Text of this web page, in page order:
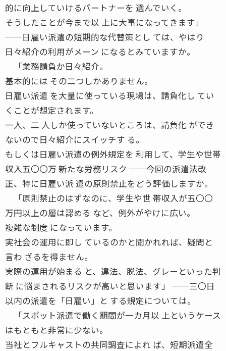
的に向上していけるパートナーを 選んでいく。
そうしたことが今まで以 上に大事になってきます」
──日雇い派遣の短期的な代替策とし ては、やはり
日々紹介の利用がメーン になるとみていますか。
「業務請負か日々紹介。
基本的には その二つしかありません。
日雇い派遣 を大量に使っている現場は、請負化し てい
くことが想定されます。
一人、二 人しか使っていないところは、請負化 ができ
ないので日々紹介にスイッチす る。
もしくは日雇い派遣の例外規定を 利用して、学生や世帯
収入五〇〇万 新たな労務リスク ──今回の派遣法改
正、特に日雇い派 遣の原則禁止をどう評価しますか。
「原則禁止のはずなのに、学生や世 帯収入が五〇〇
万円以上の層は認める など、例外がやけに広い。
複雑な制度 になっています。
実社会の運用に即し ているのかと聞かれれば、疑問と
言わ ざるを得ません。
実際の運用が始まる と、違法、脱法、グレーといった判
断 に悩まされるリスクが高いと思います」 ──三〇日
以内の派遣を「日雇い」と する規定については。
「スポット派遣で働く期間が一カ月以 上というケース
はもともと非常に少ない。
当社とフルキャストの共同調査によれ ば、短期派遣全